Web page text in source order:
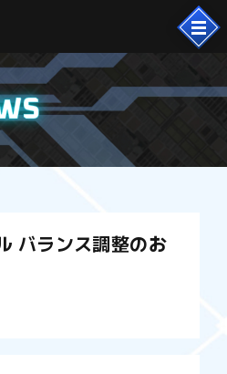
バランス調整のお